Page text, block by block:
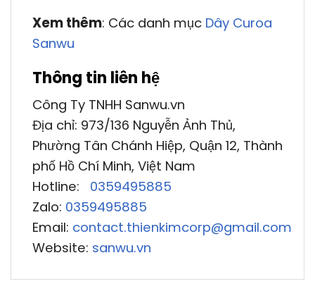
Xem thêm: Các danh mục Dây Curoa
Sanwu
Thông tin liên hệ
Công Ty TNHH Sanwu.vn
Địa chỉ: 973/136 Nguyễn Ảnh Thủ,
Phường Tân Chánh Hiệp, Quận 12, Thành
phố Hồ Chí Minh, Việt Nam
Hotline: 0359495885
Zalo: 0359495885
Email: contact.thienkimcorp@gmail.com
Website: sanwu.vn